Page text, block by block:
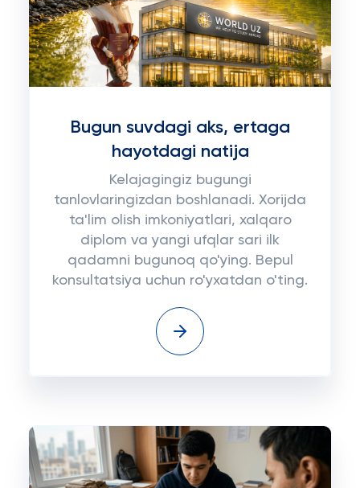
Bugun suvdagi aks, ertaga
hayotdagi natija
Kelajagingiz bugungi
tanlovlaringizdan boshlanadi. Xorijda
ta'lim olish imkoniyatlari, xalqaro
diplom va yangi ufqlar sari ilk
qadamni bugunoq qo'ying. Bepul
konsultatsiya uchun ro'yxatdan o'ting.